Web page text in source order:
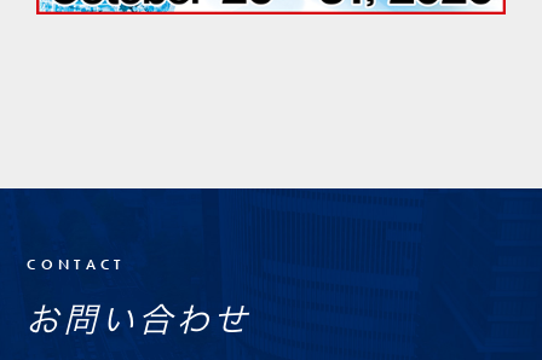
お問い合わせ
CONTACT